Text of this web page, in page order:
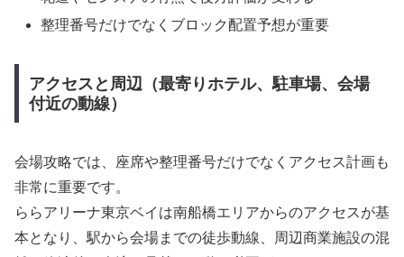
整理番号だけでなくブロック配置予想が重要
アクセスと周辺（最寄りホテル、駐車場、会場
付近の動線）
会場攻略では、座席や整理番号だけでなくアクセス計画も
非常に重要です。
ららアリーナ東京ベイは南船橋エリアからのアクセスが基
本となり、駅から会場までの徒歩動線、周辺商業施設の混